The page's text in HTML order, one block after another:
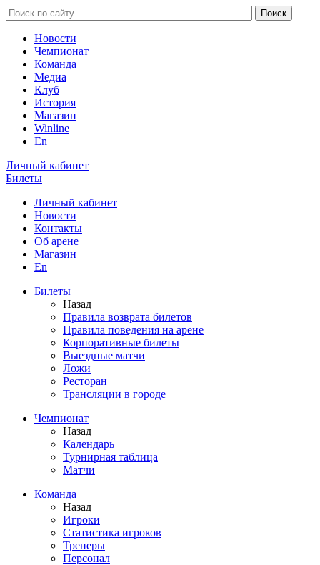
Новости
Чемпионат
Команда
Медиа
Клуб
История
Магазин
Winline
En
Личный кабинет
Билеты
Личный кабинет
Новости
Контакты
Об арене
Магазин
En
Билеты
Назад
Правила возврата билетов
Правила поведения на арене
Корпоративные билеты
Выездные матчи
Ложи
Ресторан
Трансляции в городе
Чемпионат
Назад
Календарь
Турнирная таблица
Матчи
Команда
Назад
Игроки
Статистика игроков
Тренеры
Персонал